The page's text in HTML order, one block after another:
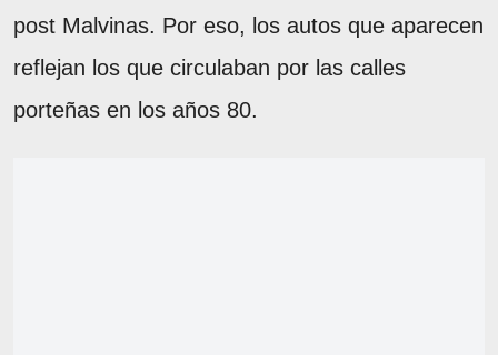
post Malvinas. Por eso, los autos que aparecen
reflejan los que circulaban por las calles
porteñas en los años 80.